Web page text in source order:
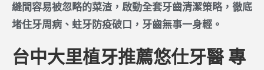
縫間容易被忽略的菜渣，啟動全套牙齒清潔策略，徹底
堵住牙周病、蛀牙防疫破口，牙齒無事一身輕。
台中大里植牙推薦悠仕牙醫 專